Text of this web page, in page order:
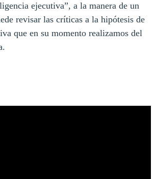
ejecutiva”, a la manera de un
revisar las críticas a la hipótesis de
que en su momento realizamos del